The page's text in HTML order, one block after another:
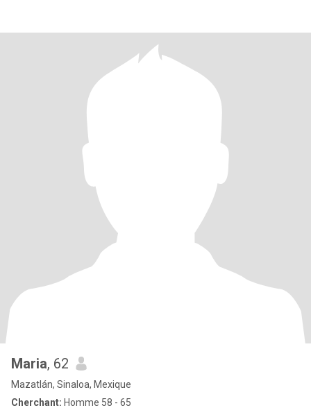
Maria, 62
Mazatlán, Sinaloa, Mexique
Cherchant: Homme 58 - 65